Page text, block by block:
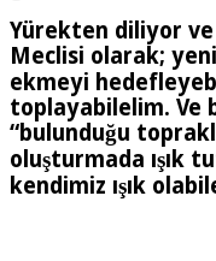
Yürekten diliyor
Meclisi olarak;
ekmeyi
toplayabilelim. Ve
“bulunduğu
oluşturmada ışık
kendimiz ışık